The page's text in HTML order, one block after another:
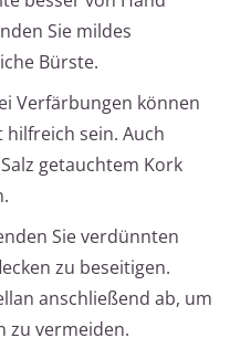
Sie mildes
Bürste.
Verfärbungen können
sein. Auch
getauchtem Kork
Sie verdünnten
zu beseitigen.
anschließend ab, um
zu vermeiden.